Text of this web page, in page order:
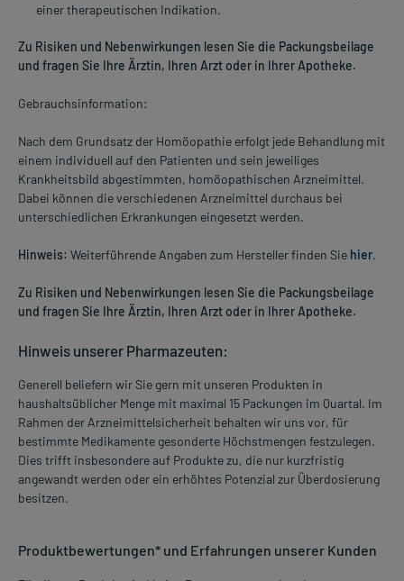
einer therapeutischen Indikation.
Zu Risiken und Nebenwirkungen lesen Sie die Packungsbeilage
und fragen Sie Ihre Ärztin, Ihren Arzt oder in Ihrer Apotheke.
Gebrauchsinformation:
Nach dem Grundsatz der Homöopathie erfolgt jede Behandlung mit
einem individuell auf den Patienten und sein jeweiliges
Krankheitsbild abgestimmten, homöopathischen Arzneimittel.
Dabei können die verschiedenen Arzneimittel durchaus bei
unterschiedlichen Erkrankungen eingesetzt werden.
Hinweis: Weiterführende Angaben zum Hersteller finden Sie hier.
Zu Risiken und Nebenwirkungen lesen Sie die Packungsbeilage
und fragen Sie Ihre Ärztin, Ihren Arzt oder in Ihrer Apotheke.
Hinweis unserer Pharmazeuten:
Generell beliefern wir Sie gern mit unseren Produkten in
haushaltsüblicher Menge mit maximal 15 Packungen im Quartal. Im
Rahmen der Arzneimittelsicherheit behalten wir uns vor, für
bestimmte Medikamente gesonderte Höchstmengen festzulegen.
Dies trifft insbesondere auf Produkte zu, die nur kurzfristig
angewandt werden oder ein erhöhtes Potenzial zur Überdosierung
besitzen.
Produktbewertungen* und Erfahrungen unserer Kunden